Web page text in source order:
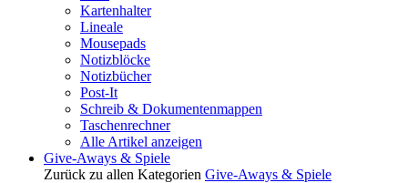
Kartenhalter
Lineale
Mousepads
Notizblöcke
Notizbücher
Post-It
Schreib & Dokumentenmappen
Taschenrechner
Alle Artikel anzeigen
Give-Aways & Spiele
Zurück zu allen Kategorien Give-Aways & Spiele